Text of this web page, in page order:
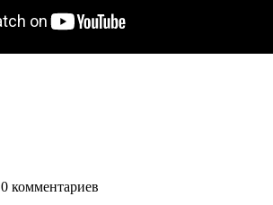
0 комментариев